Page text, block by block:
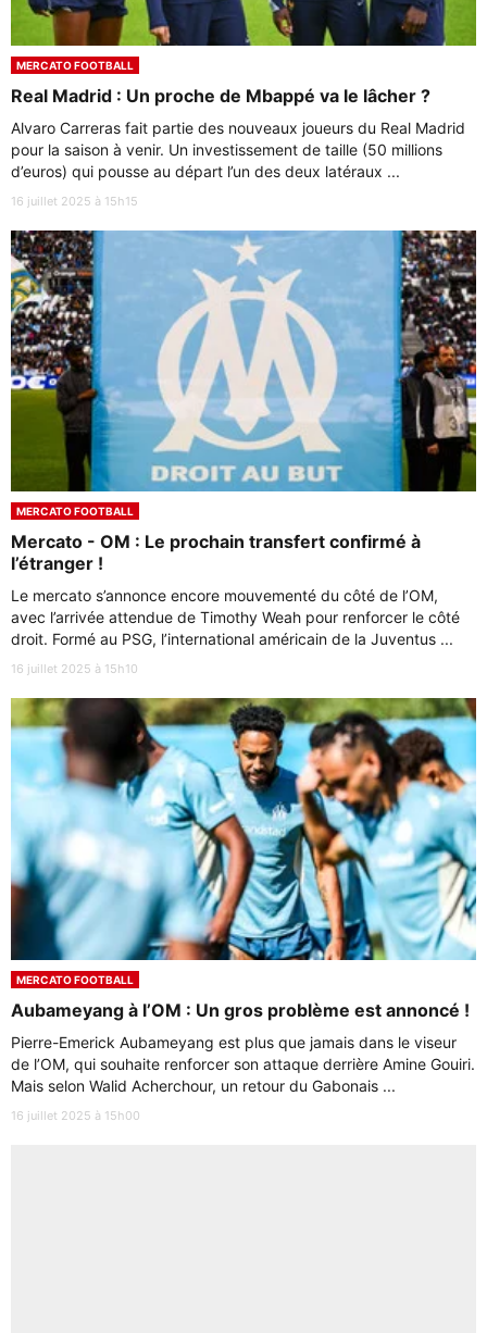
MERCATO FOOTBALL
Real Madrid : Un proche de Mbappé va le lâcher ?
Alvaro Carreras fait partie des nouveaux joueurs du Real Madrid
pour la saison à venir. Un investissement de taille (50 millions
d’euros) qui pousse au départ l’un des deux latéraux ...
16 juillet 2025 à 15h15
MERCATO FOOTBALL
Mercato - OM : Le prochain transfert confirmé à
l’étranger !
Le mercato s’annonce encore mouvementé du côté de l’OM,
avec l’arrivée attendue de Timothy Weah pour renforcer le côté
droit. Formé au PSG, l’international américain de la Juventus ...
16 juillet 2025 à 15h10
MERCATO FOOTBALL
Aubameyang à l’OM : Un gros problème est annoncé !
Pierre-Emerick Aubameyang est plus que jamais dans le viseur
de l’OM, qui souhaite renforcer son attaque derrière Amine Gouiri.
Mais selon Walid Acherchour, un retour du Gabonais ...
16 juillet 2025 à 15h00